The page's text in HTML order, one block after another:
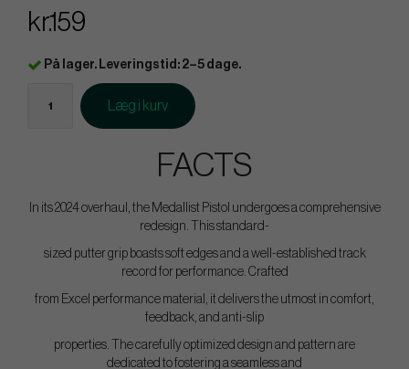
kr.159
På lager. Leveringstid: 2–5 dage.
Læg i kurv
FACTS
In its 2024 overhaul, the Medallist Pistol undergoes a comprehensive
redesign. This standard-
sized putter grip boasts soft edges and a well-established track
record for performance. Crafted
from Excel performance material, it delivers the utmost in comfort,
feedback, and anti-slip
properties. The carefully optimized design and pattern are
dedicated to fostering a seamless and